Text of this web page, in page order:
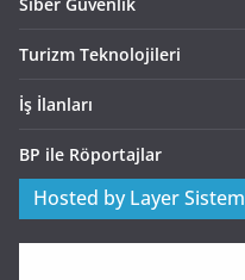
Turizm Teknolojileri
İş İlanları
BP ile Röportajlar
Hosted by Layer Sistem